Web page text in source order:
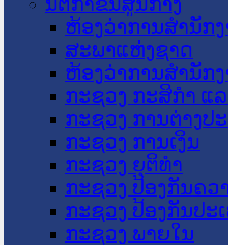
ຫ້ອງວ່າການສໍານັກ
ສະພາແຫ່ງຊາດ
ຫ້ອງວ່າການສຳນັກ
ກະຊວງ ກະສິກຳ ແ
ກະຊວງ ການຕ່າງປ
ກະຊວງ ການເງິນ
ກະຊວງ ຍຸຕິທໍາ
ກະຊວງ ປ້ອງກັນຄວ
ກະຊວງ ປ້ອງກັນປະ
ກະຊວງ ພາຍໃນ